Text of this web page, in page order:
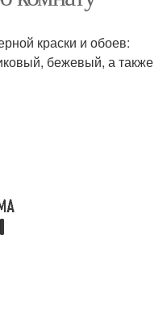
краски и обоев:
бежевый, а также